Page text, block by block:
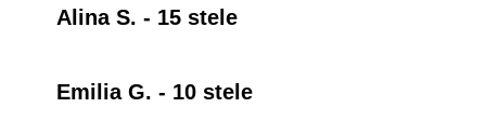
Alina S. - 15 stele
Emilia G. - 10 stele